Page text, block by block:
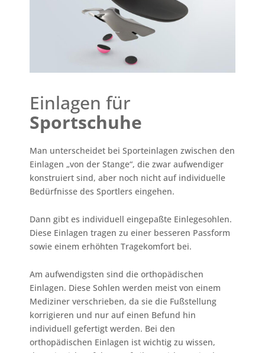
Einlagen für
Sportschuhe
Man unterscheidet bei Sporteinlagen zwischen den
Einlagen „von der Stange“, die zwar aufwendiger
konstruiert sind, aber noch nicht auf individuelle
Bedürfnisse des Sportlers eingehen.
Dann gibt es individuell eingepaßte Einlegesohlen.
Diese Einlagen tragen zu einer besseren Passform
sowie einem erhöhten Tragekomfort bei.
Am aufwendigsten sind die orthopädischen
Einlagen. Diese Sohlen werden meist von einem
Mediziner verschrieben, da sie die Fußstellung
korrigieren und nur auf einen Befund hin
individuell gefertigt werden. Bei den
orthopädischen Einlagen ist wichtig zu wissen,